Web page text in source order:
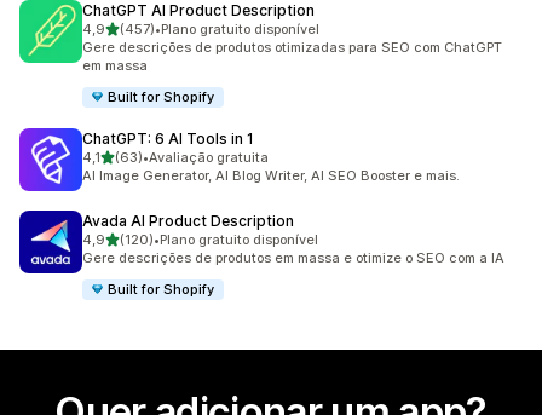
ChatGPT AI Product Description
4,9de 5 estrelas
(457)
457 avaliações ao todo
•Plano gratuito disponível
Gere descrições de produtos otimizadas para SEO com ChatGPT
em massa
Built for Shopify
ChatGPT: 6 AI Tools in 1
4,1de 5 estrelas
(63)
63 avaliações ao todo
•Avaliação gratuita
AI Image Generator, AI Blog Writer, AI SEO Booster e mais.
Avada AI Product Description
4,9de 5 estrelas
(120)
120 avaliações ao todo
•Plano gratuito disponível
Gere descrições de produtos em massa e otimize o SEO com a IA
Built for Shopify